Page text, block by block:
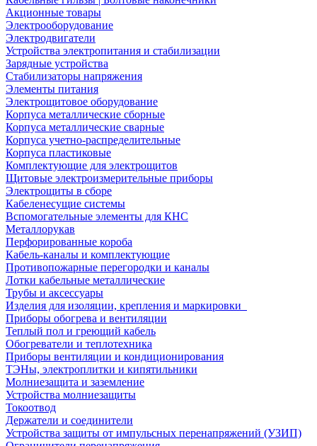
Акционные товары
Электрооборудование
Электродвигатели
Устройства электропитания и стабилизации
Зарядные устройства
Стабилизаторы напряжения
Элементы питания
Электрощитовое оборудование
Корпуса металлические сборные
Корпуса металлические сварные
Корпуса учетно-распределительные
Корпуса пластиковые
Комплектующие для электрощитов
Щитовые электроизмерительные приборы
Электрощиты в сборе
Кабеленесущие системы
Вспомогательные элементы для КНС
Металлорукав
Перфорированные короба
Кабель-каналы и комплектующие
Противопожарные перегородки и каналы
Лотки кабельные металлические
Трубы и аксессуары
Изделия для изоляции, крепления и маркировки
Приборы обогрева и вентиляции
Теплый пол и греющий кабель
Обогреватели и теплотехника
Приборы вентиляции и кондиционирования
ТЭНы, электроплитки и кипятильники
Молниезащита и заземление
Устройства молниезащиты
Токоотвод
Держатели и соединители
Устройства защиты от импульсных перенапряжений (УЗИП)